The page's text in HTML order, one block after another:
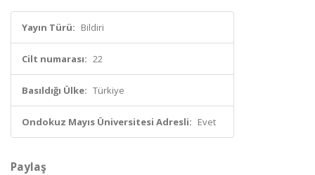
Yayın Türü: Bildiri
Cilt numarası: 22
Basıldığı Ülke: Türkiye
Ondokuz Mayıs Üniversitesi Adresli: Evet
Paylaş